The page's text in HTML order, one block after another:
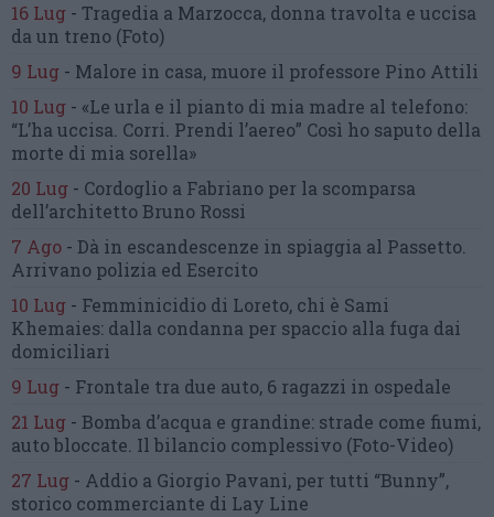
16 Lug - Tragedia a Marzocca, donna travolta e uccisa
da un treno (Foto)
9 Lug - Malore in casa, muore il professore Pino Attili
10 Lug - «Le urla e il pianto di mia madre al telefono:
“L’ha uccisa. Corri. Prendi l’aereo” Così ho saputo della
morte di mia sorella»
20 Lug - Cordoglio a Fabriano per la scomparsa
dell’architetto Bruno Rossi
7 Ago - Dà in escandescenze in spiaggia al Passetto.
Arrivano polizia ed Esercito
10 Lug - Femminicidio di Loreto, chi è Sami
Khemaies: dalla condanna per spaccio alla fuga dai
domiciliari
9 Lug - Frontale tra due auto, 6 ragazzi in ospedale
21 Lug - Bomba d’acqua e grandine: strade come fiumi,
auto bloccate. Il bilancio complessivo (Foto-Video)
27 Lug - Addio a Giorgio Pavani, per tutti “Bunny”,
storico commerciante di Lay Line